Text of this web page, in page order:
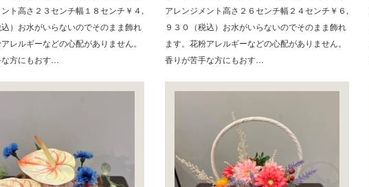
ト高さ２３センチ幅１８センチ￥４,
）お水がいらないのでそのまま飾れ
レルギーなどの心配がありません。
方にもおす…
アレンジメント高さ２６センチ幅２４センチ￥６,
９３０（税込）お水がいらないのでそのまま飾れ
ます。花粉アレルギーなどの心配がありません。
香りが苦手な方にもおす…